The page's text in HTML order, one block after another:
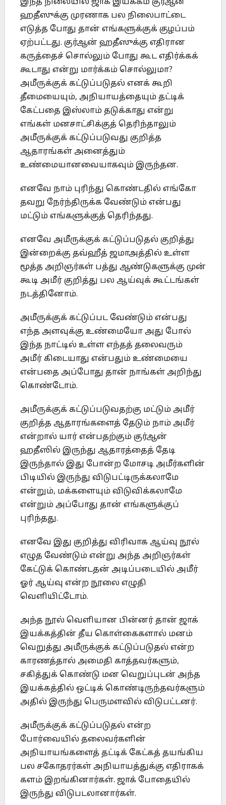
இந்த நிலையில் ஜாக் இயக்கம் குர்ஆன்
ஹதீஸுக்கு முரணாக பல நிலைபாட்டை
எடுத்த போது தான் எங்களுக்குக் குழப்பம்
ஏற்பட்டது. குர்ஆன் ஹதீஸுக்கு எதிரான
கருத்தைச் சொல்லும் போது கூட எதிர்க்கக்
கூடாது என்று மார்க்கம் சொல்லுமா?
அமீருக்குக் கட்டுப்படுதல் எனக் கூறி
தீமையையும், அநியாயத்தையும் தட்டிக்
கேட்பதை இஸ்லாம் தடுக்காது என்று
எங்கள் மனசாட்சிக்குத் தெரிந்தாலும்
அமீருக்குக் கட்டுப்படுவது குறித்த
ஆதாரங்கள் அனைத்தும்
உண்மையானவையாகவும் இருந்தன.
எனவே நாம் புரிந்து கொண்டதில் எங்கோ
தவறு நேர்ந்திருக்க வேண்டும் என்பது
மட்டும் எங்களுக்குத் தெரிந்தது.
எனவே அமீருக்குக் கட்டுப்படுதல் குறித்து
இன்றைக்கு தவ்ஹீத் ஜமாஅத்தில் உள்ள
மூத்த அறிஞர்கள் பத்து ஆண்டுகளுக்கு முன்
கூடி அமீர் குறித்து பல ஆய்வுக் கூட்டங்கள்
நடத்தினோம்.
அமீருக்குக் கட்டுப்பட வேண்டும் என்பது
எந்த அளவுக்கு உண்மையோ அது போல்
இந்த நாட்டில் உள்ள எந்தத் தலைவரும்
அமீர் கிடையாது என்பதும் உண்மையை
என்பதை அப்போது தான் நாங்கள் அறிந்து
கொண்டோம்.
அமீருக்குக் கட்டுப்படுவதற்கு மட்டும் அமீர்
குறித்த ஆதாரங்களைத் தேடும் நாம் அமீர்
என்றால் யார் என்பதற்கும் குர்ஆன்
ஹதீஸில் இருந்து ஆதாரத்தைத் தேடி
இருந்தால் இது போன்ற மோசடி அமீர்களின்
பிடியில் இருந்து விடுபட்டிருக்கலாமே
என்றும், மக்களையும் விடுவிக்கலாமே
என்றும் அப்போது தான் எங்களுக்குப்
புரிந்தது.
எனவே இது குறித்து விரிவாக ஆய்வு நூல்
எழுத வேண்டும் என்று அந்த அறிஞர்கள்
கேட்டுக் கொண்டதன் அடிப்படையில் அமீர்
ஓர் ஆய்வு என்ற நூலை எழுதி
வெளியிட்டோம்.
அந்த நூல் வெளியான பின்னர் தான் ஜாக்
இயக்கத்தின் தீய கொள்கைகளால் மனம்
வெறுத்து அமீருக்குக் கட்டுப்படுதல் என்ற
காரணத்தால் அமைதி காத்தவர்களும்,
சகித்துக் கொண்டு மன வெறுப்புடன் அந்த
இயக்கத்தில் ஒட்டிக் கொண்டிருந்தவர்களும்
அதில் இருந்து பெருமளவில் விடுபட்டனர்.
அமீருக்குக் கட்டுப்படுதல் என்ற
போர்வையில் தலைவர்களின்
அநியாயங்களைத் தட்டிக் கேட்கத் தயங்கிய
பல சகோதரர்கள் அநியாயத்துக்கு எதிராகக்
களம் இறங்கினார்கள். ஜாக் போதையில்
இருந்து விடுபடலானார்கள்.